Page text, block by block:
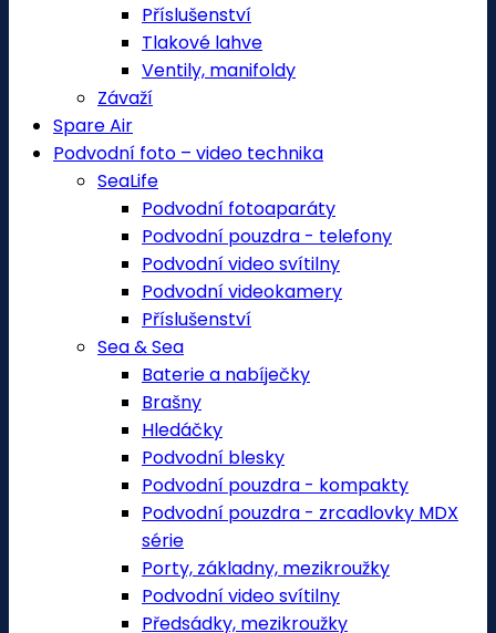
Příslušenství
Tlakové lahve
Ventily, manifoldy
Závaží
Spare Air
Podvodní foto – video technika
SeaLife
Podvodní fotoaparáty
Podvodní pouzdra - telefony
Podvodní video svítilny
Podvodní videokamery
Příslušenství
Sea & Sea
Baterie a nabíječky
Brašny
Hledáčky
Podvodní blesky
Podvodní pouzdra - kompakty
Podvodní pouzdra - zrcadlovky MDX
série
Porty, základny, mezikroužky
Podvodní video svítilny
Předsádky, mezikroužky